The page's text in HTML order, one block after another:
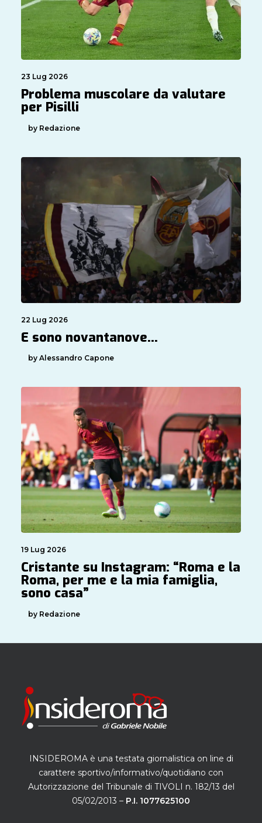
23 Lug 2026
Problema muscolare da valutare
per Pisilli
by Redazione
22 Lug 2026
E sono novantanove…
by Alessandro Capone
19 Lug 2026
Cristante su Instagram: “Roma e la
Roma, per me e la mia famiglia,
sono casa”
by Redazione
INSIDEROMA è una testata giornalistica on line di
carattere sportivo/informativo/quotidiano con
Autorizzazione del Tribunale di TIVOLI n. 182/13 del
05/02/2013 – P.I. 1077625100